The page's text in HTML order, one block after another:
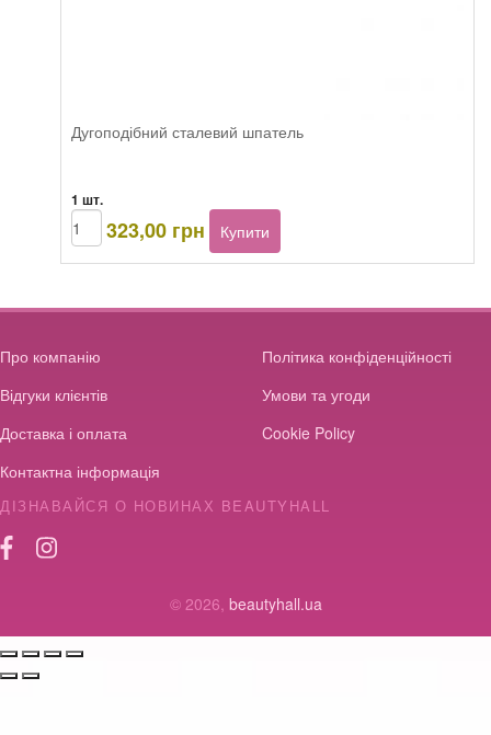
Дугоподібний сталевий шпатель
1 шт.
323,00 грн
Arcocere
Шпатель
металевий
Купити
Про компанію
Відгуки клієнтів
Доставка і оплата
Контактна інформація
Політика конфіденційності
Умови та угоди
Cookie Policy
ДІЗНАВАЙСЯ О НОВИНАХ BEAUTYHALL
© 2026, beautyhall.ua